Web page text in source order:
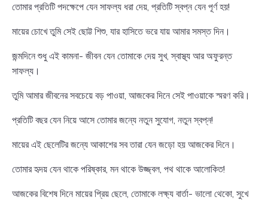
তোমার প্রতিটি পদক্ষেপে যেন সাফল্য ধরা দেয়, প্রতিটি স্বপ্ন যেন পূর্ণ হয়!
মায়ের চোখে তুমি সেই ছোট্ট শিশু, যার হাসিতে ভরে যায় আমার সমস্ত দিন।
জন্মদিনে শুধু এই কামনা- জীবন যেন তোমাকে দেয় সুখ, স্বাস্থ্য আর অফুরন্ত
সাফল্য।
তুমি আমার জীবনের সবচেয়ে বড় পাওয়া, আজকের দিনে সেই পাওয়াকে স্মরণ করি।
প্রতিটি বছর যেন নিয়ে আসে তোমার জন্যে নতুন সুযোগ, নতুন স্বপ্ন!
মায়ের এই ছেলেটির জন্যে আকাশের সব তারা যেন জড়ো হয় আজকের দিনে।
তোমার হৃদয় যেন থাকে পরিষ্কার, মন থাকে উজ্জ্বল, পথ থাকে আলোকিত!
আজকের বিশেষ দিনে মায়ের প্রিয় ছেলে, তোমাকে লক্ষ্য বার্তা- ভালো থেকো, সুখে